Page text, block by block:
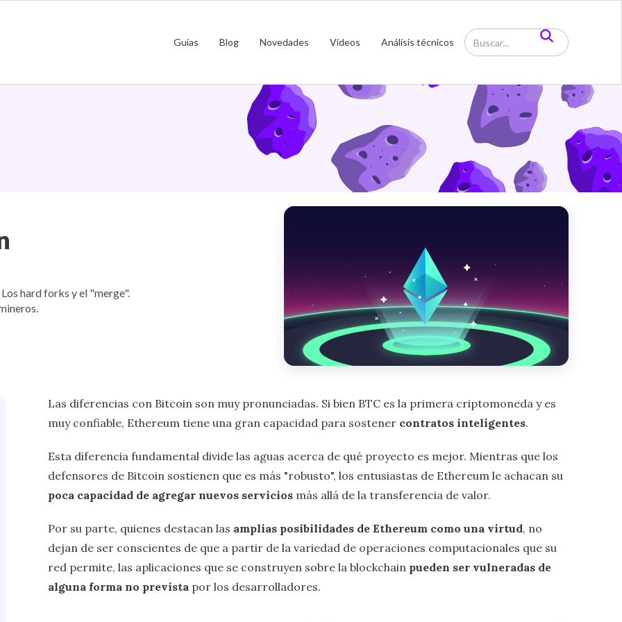
Guías Blog Novedades Videos Análisis técnicos
hard forks y el "merge".
Las diferencias con Bitcoin son muy pronunciadas. Si bien BTC es la primera criptomoneda y es
muy confiable, Ethereum tiene una gran capacidad para sostener contratos inteligentes.
Esta diferencia fundamental divide las aguas acerca de qué proyecto es mejor. Mientras que los
defensores de Bitcoin sostienen que es más "robusto", los entusiastas de Ethereum le achacan su
poca capacidad de agregar nuevos servicios más allá de la transferencia de valor.
Por su parte, quienes destacan las amplias posibilidades de Ethereum como una virtud, no
dejan de ser conscientes de que a partir de la variedad de operaciones computacionales que su
red permite, las aplicaciones que se construyen sobre la blockchain pueden ser vulneradas de
alguna forma no prevista por los desarrolladores.